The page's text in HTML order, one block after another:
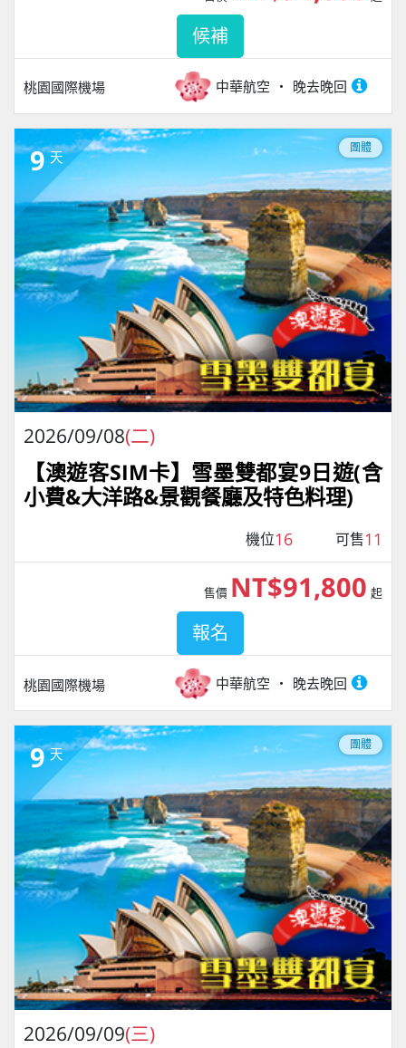
桃園國際機場 中華航空 晚去晚回
候補
9 天
團體
2026/09/08(二)
【澳遊客SIM卡】雪墨雙都宴9日遊(含
小費&大洋路&景觀餐廳及特色料理)
機位16 可售11
桃園國際機場 中華航空 晚去晚回
售價 NT$91,800 起
報名
9 天
團體
2026/09/09(三)